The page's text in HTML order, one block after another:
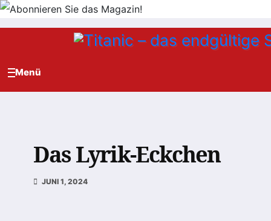
Zum
Das Lyrik-Eckchen
JUNI 1, 2024